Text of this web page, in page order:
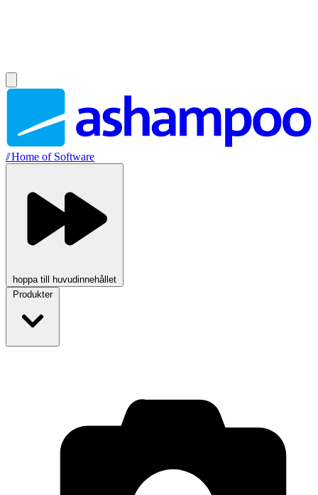
//Home of Software
hoppa till huvudinnehållet
Produkter